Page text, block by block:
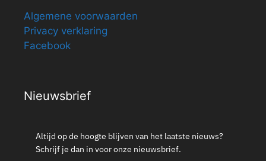
Algemene voorwaarden
Privacy verklaring
Facebook
Nieuwsbrief
Altijd op de hoogte blijven van het laatste nieuws?
Schrijf je dan in voor onze nieuwsbrief.